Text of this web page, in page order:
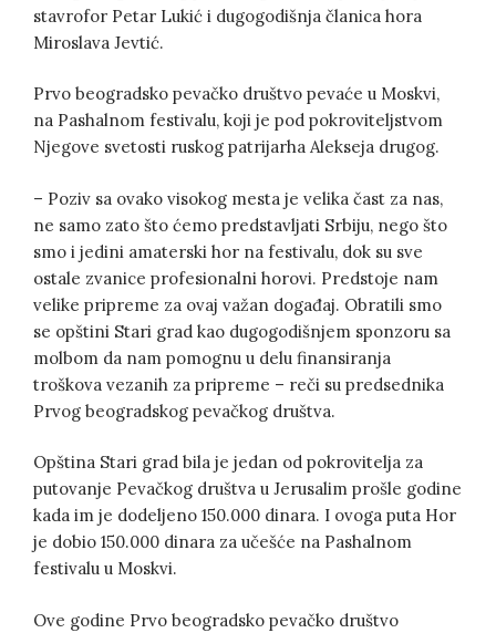
stavrofor Petar Lukić i dugogodišnja članica hora
Miroslava Jevtić.
Prvo beogradsko pevačko društvo pevaće u Moskvi,
na Pashalnom festivalu, koji je pod pokroviteljstvom
Njegove svetosti ruskog patrijarha Alekseja drugog.
– Poziv sa ovako visokog mesta je velika čast za nas,
ne samo zato što ćemo predstavljati Srbiju, nego što
smo i jedini amaterski hor na festivalu, dok su sve
ostale zvanice profesionalni horovi. Predstoje nam
velike pripreme za ovaj važan događaj. Obratili smo
se opštini Stari grad kao dugogodišnjem sponzoru sa
molbom da nam pomognu u delu finansiranja
troškova vezanih za pripreme – reči su predsednika
Prvog beogradskog pevačkog društva.
Opština Stari grad bila je jedan od pokrovitelja za
putovanje Pevačkog društva u Jerusalim prošle godine
kada im je dodeljeno 150.000 dinara. I ovoga puta Hor
je dobio 150.000 dinara za učešće na Pashalnom
festivalu u Moskvi.
Ove godine Prvo beogradsko pevačko društvo